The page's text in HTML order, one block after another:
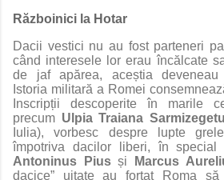
Războinici la Hotar
Dacii vestici nu au fost parteneri
când interesele lor erau încălcate
de jaf apărea, aceștia deveneau
Istoria militară a Romei
Inscripții descoperite în marile
precum Ulpia Traiana
Iulia), vorbesc despre lupte
împotriva dacilor liberi, în special
Antoninus Piusși Marcus
dacice” uitate au forțat Roma să